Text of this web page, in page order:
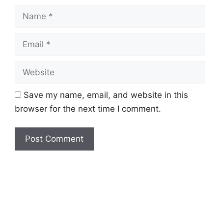
Save my name, email, and website in this
browser for the next time I comment.